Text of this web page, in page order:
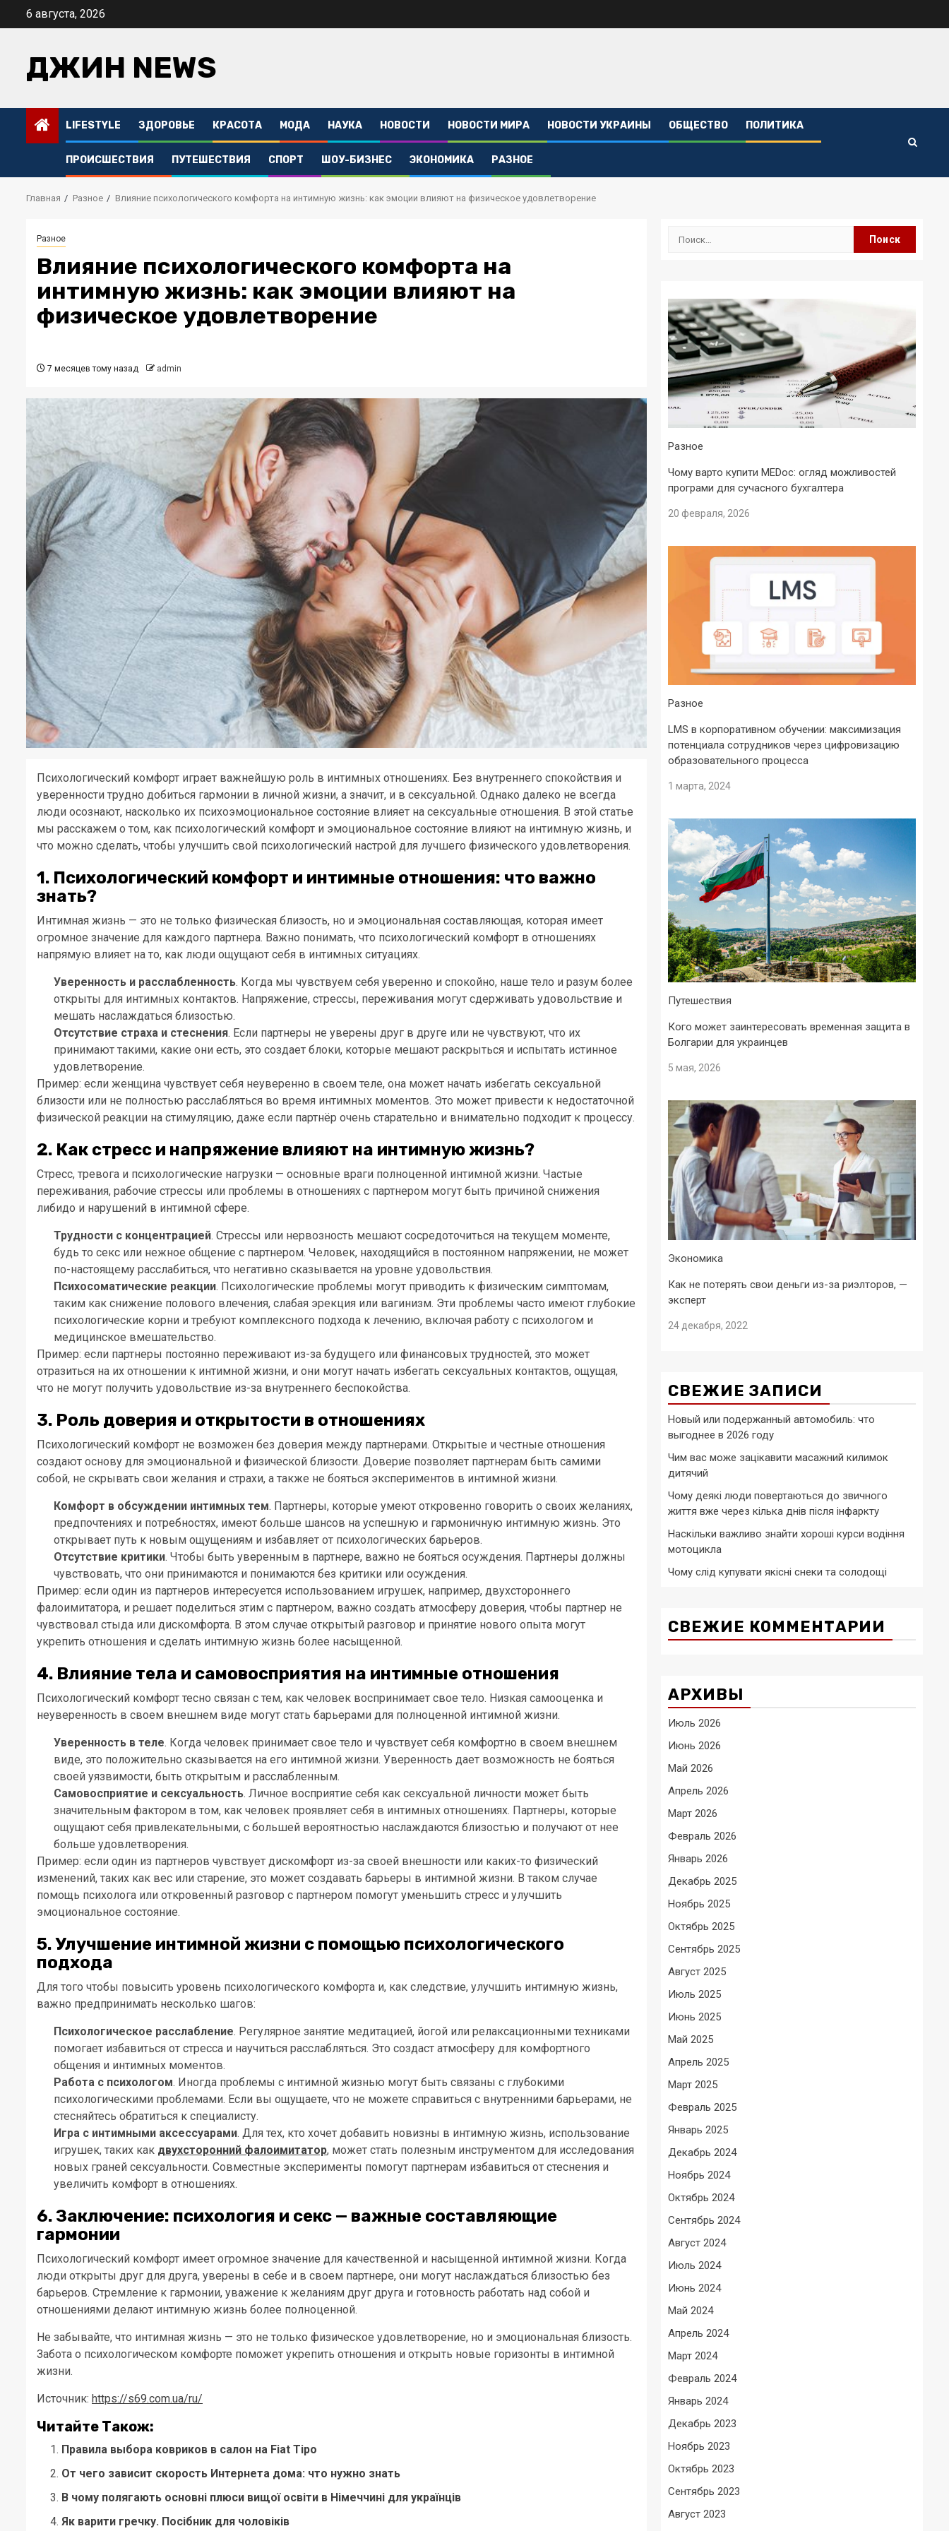
Перейти6 августа, 2026
ДЖИН NEWS
LIFESTYLE ЗДОРОВЬЕ КРАСОТА МОДА НАУКА НОВОСТИ НОВОСТИ МИРА НОВОСТИ УКРАИНЫ ОБЩЕСТВО ПОЛИТИКА
ПРОИСШЕСТВИЯ ПУТЕШЕСТВИЯ СПОРТ ШОУ-БИЗНЕС ЭКОНОМИКА РАЗНОЕ
Главная Разное Влияние психологического комфорта на интимную жизнь: как эмоции влияют на физическое удовлетворение
Разное
Влияние психологического комфорта на
интимную жизнь: как эмоции влияют на
физическое удовлетворение
7 месяцев тому назад admin
Психологический комфорт играет важнейшую роль в интимных отношениях. Без внутреннего спокойствия и
уверенности трудно добиться гармонии в личной жизни, а значит, и в сексуальной. Однако далеко не всегда
люди осознают, насколько их психоэмоциональное состояние влияет на сексуальные отношения. В этой статье
мы расскажем о том, как психологический комфорт и эмоциональное состояние влияют на интимную жизнь, и
что можно сделать, чтобы улучшить свой психологический настрой для лучшего физического удовлетворения.
1. Психологический комфорт и интимные отношения: что важно
знать?
Интимная жизнь — это не только физическая близость, но и эмоциональная составляющая, которая имеет
огромное значение для каждого партнера. Важно понимать, что психологический комфорт в отношениях
напрямую влияет на то, как люди ощущают себя в интимных ситуациях.
Уверенность и расслабленность. Когда мы чувствуем себя уверенно и спокойно, наше тело и разум более
открыты для интимных контактов. Напряжение, стрессы, переживания могут сдерживать удовольствие и
мешать наслаждаться близостью.
Отсутствие страха и стеснения. Если партнеры не уверены друг в друге или не чувствуют, что их
принимают такими, какие они есть, это создает блоки, которые мешают раскрыться и испытать истинное
удовлетворение.
Пример: если женщина чувствует себя неуверенно в своем теле, она может начать избегать сексуальной
близости или не полностью расслабляться во время интимных моментов. Это может привести к недостаточной
физической реакции на стимуляцию, даже если партнёр очень старательно и внимательно подходит к процессу.
2. Как стресс и напряжение влияют на интимную жизнь?
Стресс, тревога и психологические нагрузки — основные враги полноценной интимной жизни. Частые
переживания, рабочие стрессы или проблемы в отношениях с партнером могут быть причиной снижения
либидо и нарушений в интимной сфере.
Трудности с концентрацией. Стрессы или нервозность мешают сосредоточиться на текущем моменте,
будь то секс или нежное общение с партнером. Человек, находящийся в постоянном напряжении, не может
по-настоящему расслабиться, что негативно сказывается на уровне удовольствия.
Психосоматические реакции. Психологические проблемы могут приводить к физическим симптомам,
таким как снижение полового влечения, слабая эрекция или вагинизм. Эти проблемы часто имеют глубокие
психологические корни и требуют комплексного подхода к лечению, включая работу с психологом и
медицинское вмешательство.
Пример: если партнеры постоянно переживают из-за будущего или финансовых трудностей, это может
отразиться на их отношении к интимной жизни, и они могут начать избегать сексуальных контактов, ощущая,
что не могут получить удовольствие из-за внутреннего беспокойства.
3. Роль доверия и открытости в отношениях
Психологический комфорт не возможен без доверия между партнерами. Открытые и честные отношения
создают основу для эмоциональной и физической близости. Доверие позволяет партнерам быть самими
собой, не скрывать свои желания и страхи, а также не бояться экспериментов в интимной жизни.
Комфорт в обсуждении интимных тем. Партнеры, которые умеют откровенно говорить о своих желаниях,
предпочтениях и потребностях, имеют больше шансов на успешную и гармоничную интимную жизнь. Это
открывает путь к новым ощущениям и избавляет от психологических барьеров.
Отсутствие критики. Чтобы быть уверенным в партнере, важно не бояться осуждения. Партнеры должны
чувствовать, что они принимаются и понимаются без критики или осуждения.
Пример: если один из партнеров интересуется использованием игрушек, например, двухстороннего
фалоимитатора, и решает поделиться этим с партнером, важно создать атмосферу доверия, чтобы партнер не
чувствовал стыда или дискомфорта. В этом случае открытый разговор и принятие нового опыта могут
укрепить отношения и сделать интимную жизнь более насыщенной.
4. Влияние тела и самовосприятия на интимные отношения
Психологический комфорт тесно связан с тем, как человек воспринимает свое тело. Низкая самооценка и
неуверенность в своем внешнем виде могут стать барьерами для полноценной интимной жизни.
Уверенность в теле. Когда человек принимает свое тело и чувствует себя комфортно в своем внешнем
виде, это положительно сказывается на его интимной жизни. Уверенность дает возможность не бояться
своей уязвимости, быть открытым и расслабленным.
Самовосприятие и сексуальность. Личное восприятие себя как сексуальной личности может быть
значительным фактором в том, как человек проявляет себя в интимных отношениях. Партнеры, которые
ощущают себя привлекательными, с большей вероятностью наслаждаются близостью и получают от нее
больше удовлетворения.
Пример: если один из партнеров чувствует дискомфорт из-за своей внешности или каких-то физический
изменений, таких как вес или старение, это может создавать барьеры в интимной жизни. В таком случае
помощь психолога или откровенный разговор с партнером помогут уменьшить стресс и улучшить
эмоциональное состояние.
5. Улучшение интимной жизни с помощью психологического
подхода
Для того чтобы повысить уровень психологического комфорта и, как следствие, улучшить интимную жизнь,
важно предпринимать несколько шагов:
Психологическое расслабление. Регулярное занятие медитацией, йогой или релаксационными техниками
помогает избавиться от стресса и научиться расслабляться. Это создаст атмосферу для комфортного
общения и интимных моментов.
Работа с психологом. Иногда проблемы с интимной жизнью могут быть связаны с глубокими
психологическими проблемами. Если вы ощущаете, что не можете справиться с внутренними барьерами, не
стесняйтесь обратиться к специалисту.
Игра с интимными аксессуарами. Для тех, кто хочет добавить новизны в интимную жизнь, использование
игрушек, таких как двухсторонний фалоимитатор, может стать полезным инструментом для исследования
новых граней сексуальности. Совместные эксперименты помогут партнерам избавиться от стеснения и
увеличить комфорт в отношениях.
6. Заключение: психология и секс — важные составляющие
гармонии
Психологический комфорт имеет огромное значение для качественной и насыщенной интимной жизни. Когда
люди открыты друг для друга, уверены в себе и в своем партнере, они могут наслаждаться близостью без
барьеров. Стремление к гармонии, уважение к желаниям друг друга и готовность работать над собой и
отношениями делают интимную жизнь более полноценной.
Не забывайте, что интимная жизнь — это не только физическое удовлетворение, но и эмоциональная близость.
Забота о психологическом комфорте поможет укрепить отношения и открыть новые горизонты в интимной
жизни.
Источник: https://s69.com.ua/ru/
Читайте Також:
Правила выбора ковриков в салон на Fiat Tipo
От чего зависит скорость Интернета дома: что нужно знать
В чому полягають основні плюси вищої освіти в Німеччині для українців
Як варити гречку. Посібник для чоловіків
Найти:
Разное
Чому варто купити MEDoc: огляд можливостей
програми для сучасного бухгалтера
20 февраля, 2026
Разное
LMS в корпоративном обучении: максимизация
потенциала сотрудников через цифровизацию
образовательного процесса
1 марта, 2024
Путешествия
Кого может заинтересовать временная защита в
Болгарии для украинцев
5 мая, 2026
Экономика
Как не потерять свои деньги из-за риэлторов, —
эксперт
24 декабря, 2022
СВЕЖИЕ ЗАПИСИ
Новый или подержанный автомобиль: что
выгоднее в 2026 году
Чим вас може зацікавити масажний килимок
дитячий
Чому деякі люди повертаються до звичного
життя вже через кілька днів після інфаркту
Наскільки важливо знайти хороші курси водіння
мотоцикла
Чому слід купувати якісні снеки та солодощі
СВЕЖИЕ КОММЕНТАРИИ
АРХИВЫ
Июль 2026
Июнь 2026
Май 2026
Апрель 2026
Март 2026
Февраль 2026
Январь 2026
Декабрь 2025
Ноябрь 2025
Октябрь 2025
Сентябрь 2025
Август 2025
Июль 2025
Июнь 2025
Май 2025
Апрель 2025
Март 2025
Февраль 2025
Январь 2025
Декабрь 2024
Ноябрь 2024
Октябрь 2024
Сентябрь 2024
Август 2024
Июль 2024
Июнь 2024
Май 2024
Апрель 2024
Март 2024
Февраль 2024
Январь 2024
Декабрь 2023
Ноябрь 2023
Октябрь 2023
Сентябрь 2023
Август 2023